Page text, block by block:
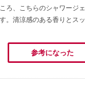
ろ、こちらのシャワージェ
。清涼感のある香りとスッ
参考になった